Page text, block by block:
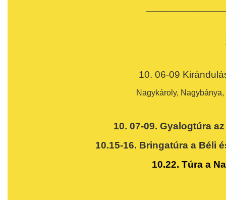
10. 06-09
Nagykároly,
10. 07-09. Gyalogtúra
10.15-16. Bringatúra a Béli
10.22. Túra a